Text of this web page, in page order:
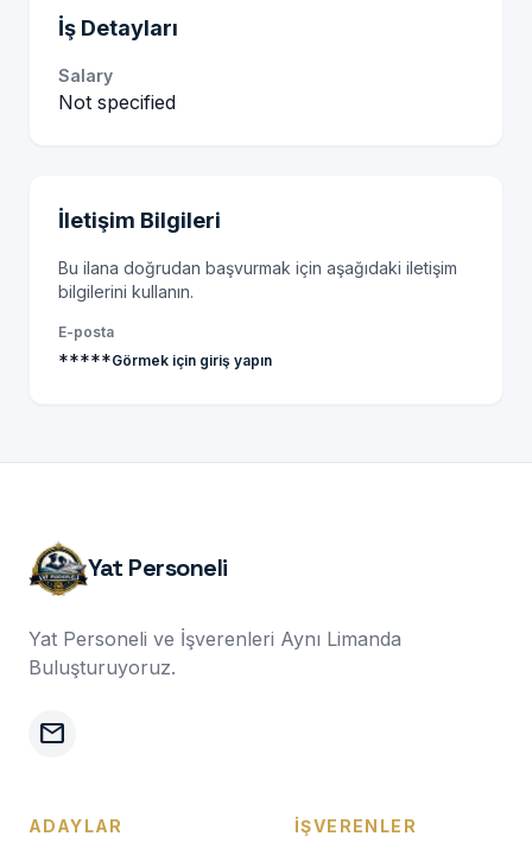
İş Detayları
Salary
Not specified
İletişim Bilgileri
Bu ilana doğrudan başvurmak için aşağıdaki iletişim
bilgilerini kullanın.
E-posta
*****Görmek için giriş yapın
Yat Personeli
Yat Personeli ve İşverenleri Aynı Limanda
Buluşturuyoruz.
mail
ADAYLAR İŞVERENLER